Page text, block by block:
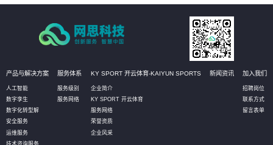
产品与解决方案
人工智能
数字孪生
数字化转型解
安全服务
运维服务
技术咨询服务
服务体系
服务级别
服务网络
KY SPORT 开云体育-KAIYUN SPORTS
企业简介
KY SPORT 开云体育
服务网络
荣誉资质
企业风采
新闻资讯 加入我们
招聘岗位
联系方式
留言表单